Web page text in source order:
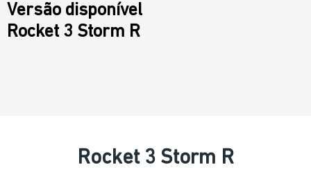
Versão disponível
Rocket 3 Storm R
Rocket 3 Storm R